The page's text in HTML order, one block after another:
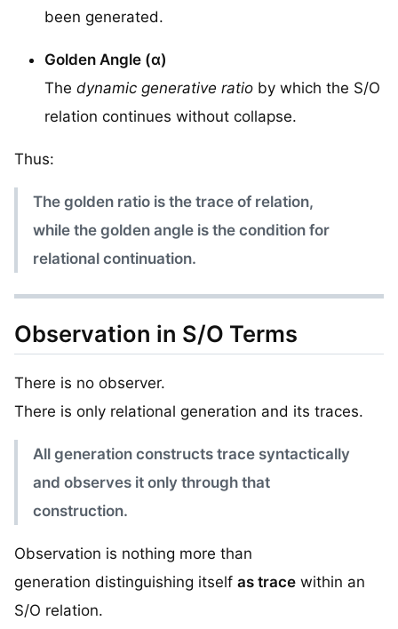
been generated.
Golden Angle (α)
The dynamic generative ratio by which the S/O
relation continues without collapse.
Thus:
The golden ratio is the trace of relation,
while the golden angle is the condition for
relational continuation.
Observation in S/O Terms
There is no observer.
There is only relational generation and its traces.
All generation constructs trace syntactically
and observes it only through that
construction.
Observation is nothing more than
generation distinguishing itself as trace within an
S/O relation.